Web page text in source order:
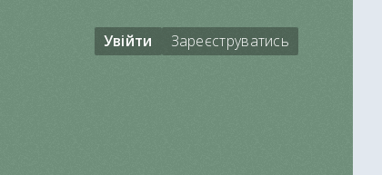
Увійти Зареєструватись